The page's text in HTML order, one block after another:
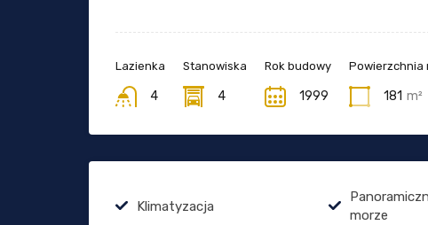
Lazienka
4
Stanowiska
4
Rok budowy
1999
Powierzchnia
181 m²
Klimatyzacja
morze